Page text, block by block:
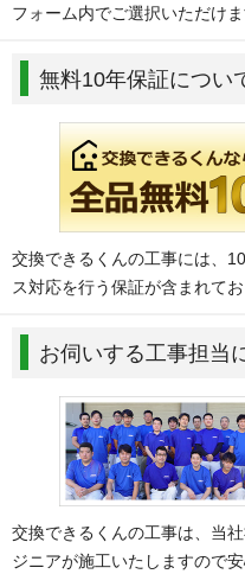
フォーム内でご選択いただけま
無料10年保証につい
交換できるくんの工事には、
ス対応を行う保証が含まれてお
お伺いする工事担当
交換できるくんの工事は、当
ジニアが施工いたしますので安